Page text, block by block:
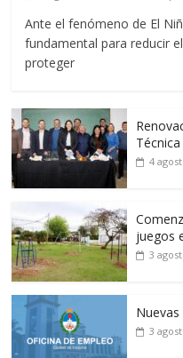
Ante el fenómeno de El
fundamental para reducir
proteger
Técnica
4
juegos
3
3